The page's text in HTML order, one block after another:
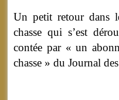
Un petit retour dans
chasse qui s’est
contée par « un
chasse » du Journal